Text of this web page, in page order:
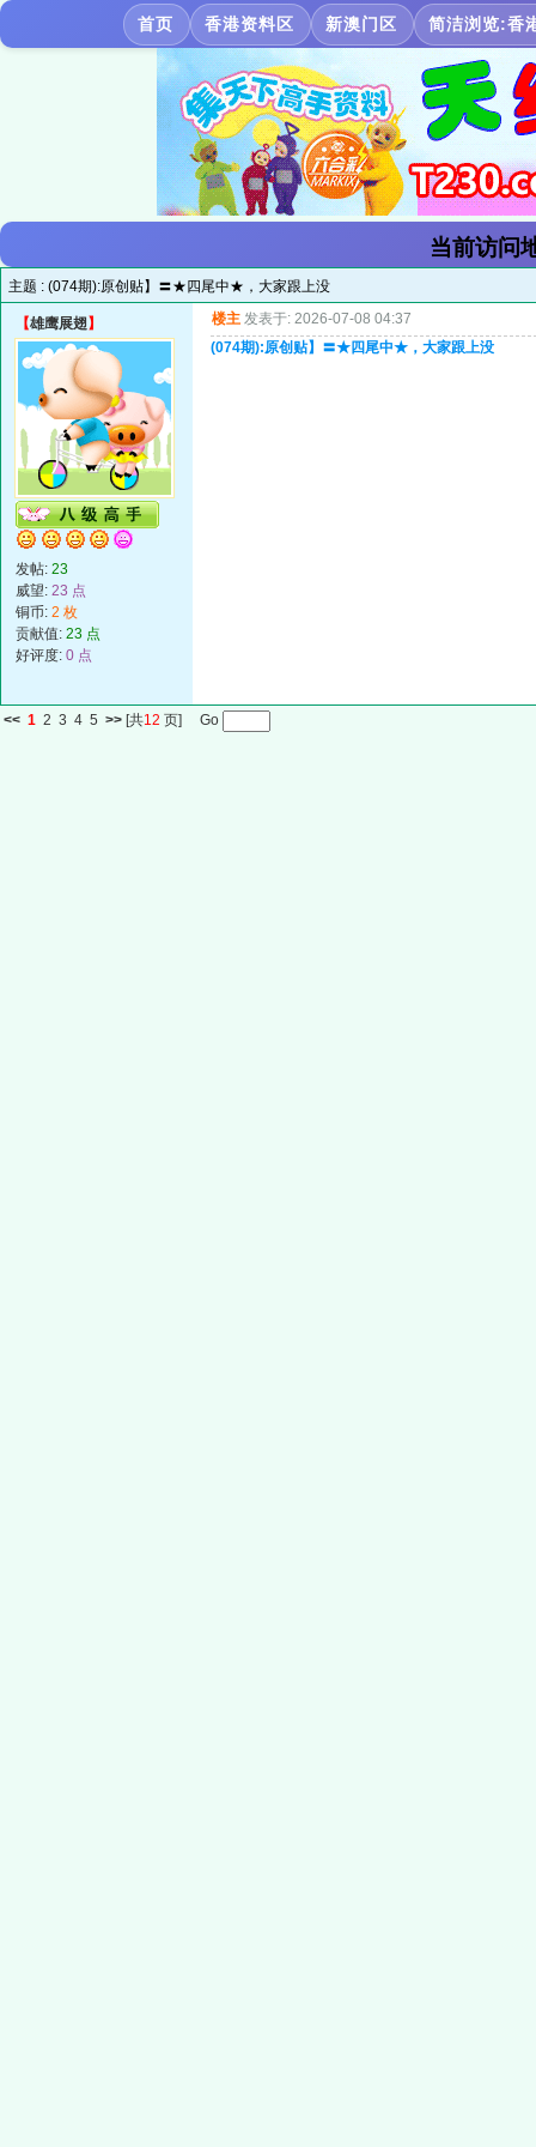
首页 香港资料区 新澳门区 简洁浏览:香
当前访问
主题 : (074期):原创贴】〓★四尾中★，大家跟上没
【雄鹰展翅 】
发帖: 23
威望: 23 点
铜币: 2 枚
贡献值: 23 点
好评度: 0 点
楼主 发表于: 2026-07-08 04:37
(074期):原创贴】〓★四尾中★，大家跟上没
<< 1 2 3 4 5 >> [共12 页] Go